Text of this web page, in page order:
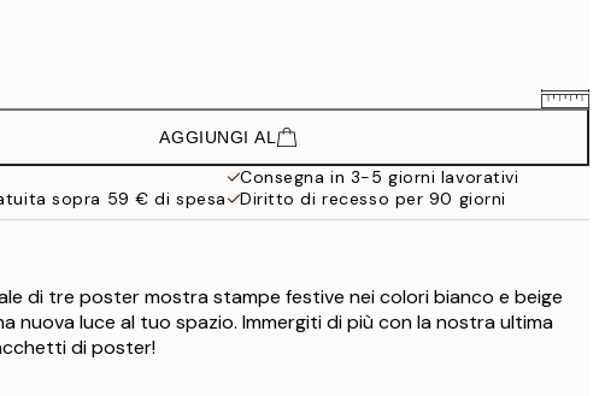
77,90 €
AGGIUNGI AL
Consegna in 3-5 giorni lavorativi
sopra 59 € di spesa
Diritto di recesso per 90 giorni
di tre poster mostra stampe festive nei colori bianco e beige
nuova luce al tuo spazio. Immergiti di più con la nostra ultima
di poster!